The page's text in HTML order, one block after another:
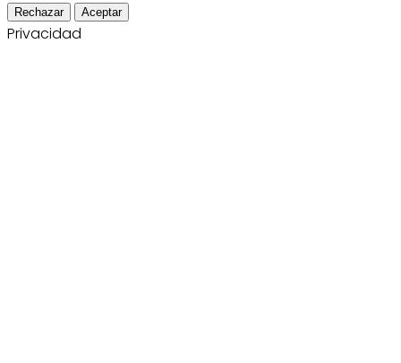
Rechazar Aceptar
Privacidad